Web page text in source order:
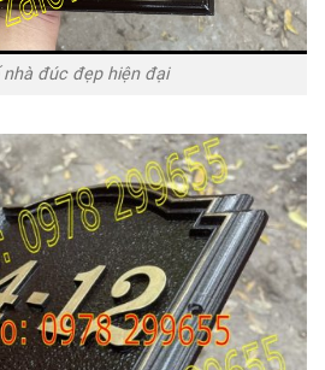
nhà đúc đẹp hiện đại